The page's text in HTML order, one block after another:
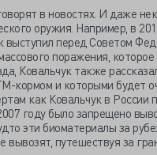
в новостях. И даже
оружия. Например, в
выступил перед Советом
поражения, которое
Ковальчук также
кормом и которыми будет
как Ковальчук в России
году было запрещено
эти биоматериалы за
вывозят, путешествуя за